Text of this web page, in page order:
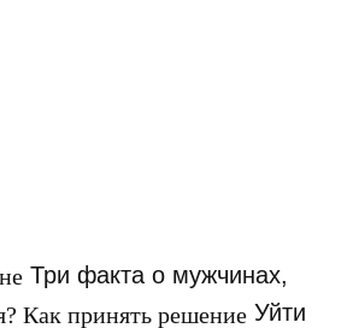
Три факта о мужчинах,
Уйти